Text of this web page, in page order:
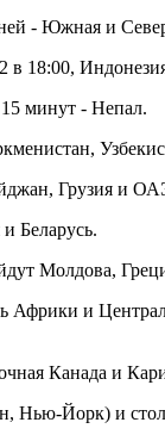
- Южная и
в 18:00,
минут - Непал.
Грузия и
Беларусь.
Молдова,
Африки и
Канада и
Нью-Йорк) и